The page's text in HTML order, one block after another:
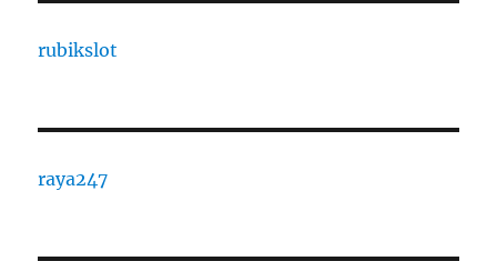
rubikslot
raya247